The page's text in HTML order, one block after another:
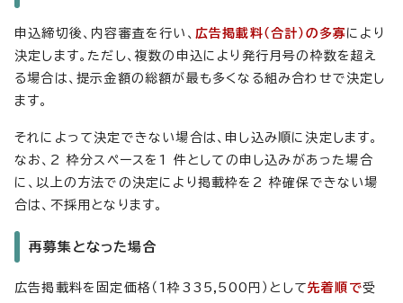
申込締切後、内容審査を行い、 広告掲載料（合計）の多寡により
決定します。ただし、複数の申込により発行月号の枠数を超え
る場合は、提示金額の総額が最も多くなる組み合わせで決定し
ます。
それによって決定できない場合は、申し込み順に決定します。
なお、2 枠分スペースを1 件としての申し込みがあった場合
に、以上の方法での決定により掲載枠を2 枠確保できない場
合は、不採用となります。
再募集となった場合
広告掲載料を固定価格（1枠335,500円）として先着順で受